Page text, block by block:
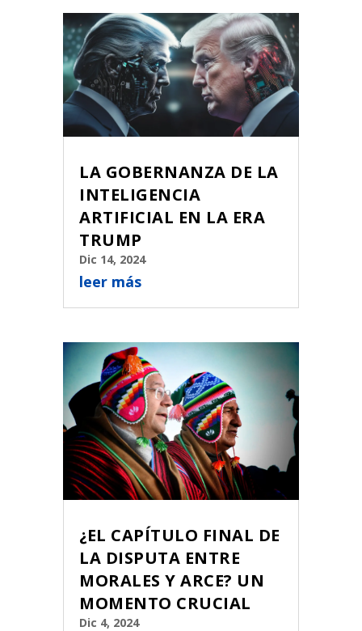
LA GOBERNANZA DE LA
INTELIGENCIA
ARTIFICIAL EN LA ERA
TRUMP
Dic 14, 2024
leer más
¿EL CAPÍTULO FINAL DE
LA DISPUTA ENTRE
MORALES Y ARCE? UN
MOMENTO CRUCIAL
Dic 4, 2024